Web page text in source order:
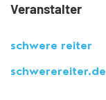
Veranstalter
schwere reiter
schwerereiter.de